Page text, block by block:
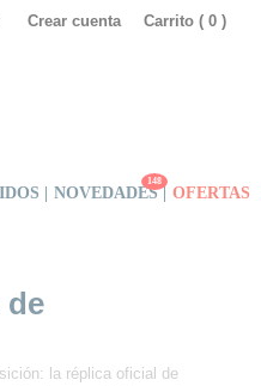
Carrito ( 0 )
Crear cuenta
| NOVEDADES
148
| OFERTAS
de
la réplica oficial de